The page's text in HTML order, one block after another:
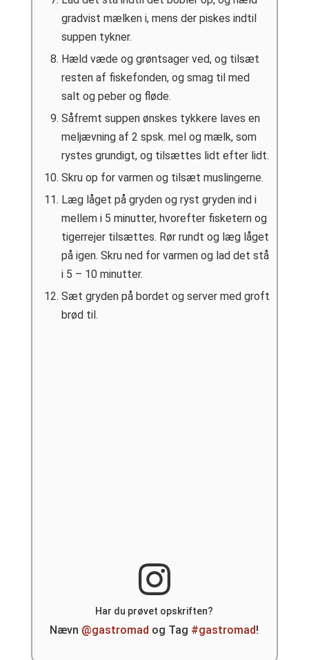
gradvist mælken i, mens der piskes indtil
suppen tykner.
Hæld væde og grøntsager ved, og tilsæt
resten af fiskefonden, og smag til med
salt og peber og fløde.
Såfremt suppen ønskes tykkere laves en
meljævning af 2 spsk. mel og mælk, som
rystes grundigt, og tilsættes lidt efter lidt.
Skru op for varmen og tilsæt muslingerne.
Læg låget på gryden og ryst gryden ind i
mellem i 5 minutter, hvorefter fisketern og
tigerrejer tilsættes. Rør rundt og læg låget
på igen. Skru ned for varmen og lad det stå
i 5 – 10 minutter.
Sæt gryden på bordet og server med groft
brød til.
Har du prøvet opskriften?
Nævn @gastromad og Tag #gastromad!